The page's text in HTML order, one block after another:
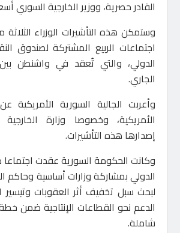
القادر حصرية، ووزير الخارجية السوري
وستمكن هذه التأشيرات الوزراء
اجتماعات الربيع المشتركة لصندوق
الجاري.
وأعربت الجالية السورية الأمريكية
الأمريكية، وخصوصا وزارة
إصدارها هذه التأشيرات.
وكانت الحكومة السورية عقدت
الدولي بمشاركة وزارات أساسية وحاكم
لبحث سبل تخفيف أثر العقوبات وتيسير
الدعم نحو القطاعات الإنتاجية ضمن
شاملة.